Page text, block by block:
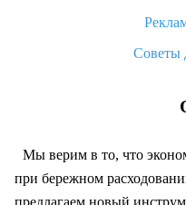
Советы
Мы верим в то, что
при бережном
предлагаем новый